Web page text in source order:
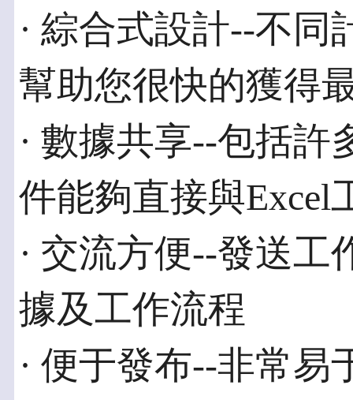
· 綜合式設計--不
幫助您很快的獲得
· 數據共享--包括
件能夠直接與Excel
· 交流方便--發送
據及工作流程
· 便于發布--非常